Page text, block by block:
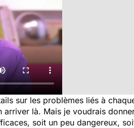
sur les problèmes liés à
arriver là. Mais je voudrais
soit un peu dangereux,